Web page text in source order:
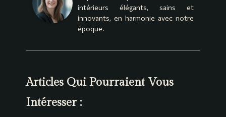
intérieurs élégants, sains et
innovants, en harmonie avec notre
époque.
Articles Qui Pourraient Vous
Intéresser :